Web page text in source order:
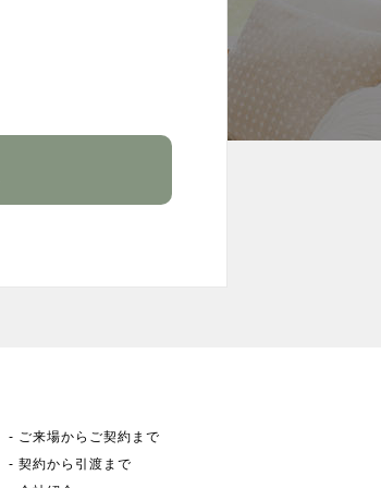
- ご来場からご契約まで
- 契約から引渡まで